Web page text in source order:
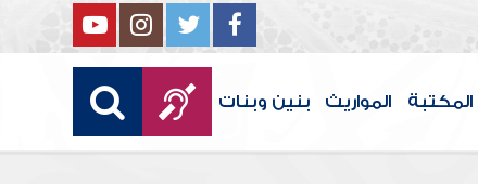
المكتبة المواريث بنين وبنات